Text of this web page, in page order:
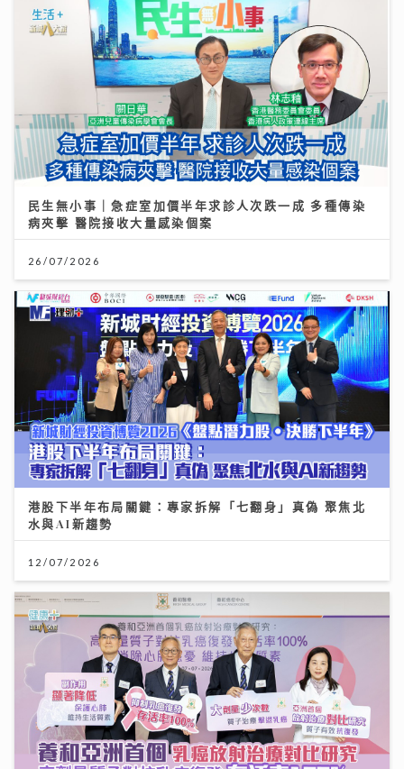
民生無小事｜急症室加價半年求診人次跌一成 多種傳染
病夾擊 醫院接收大量感染個案
26/07/2026
港股下半年布局關鍵：專家拆解「七翻身」真偽 聚焦北
水與AI新趨勢
12/07/2026